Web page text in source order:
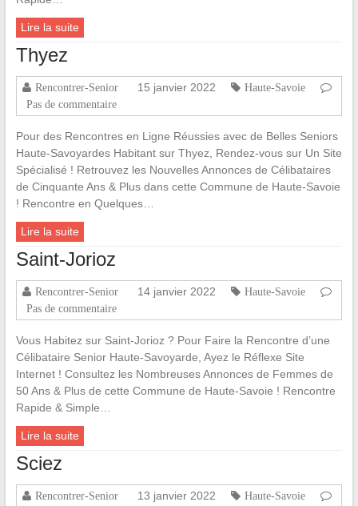
Lire la suite
Thyez
Rencontrer-Senior 15 janvier 2022
Haute-Savoie
Pas de commentaire
Pour des Rencontres en Ligne Réussies avec de Belles Seniors
Haute-Savoyardes Habitant sur Thyez, Rendez-vous sur Un Site
Spécialisé ! Retrouvez les Nouvelles Annonces de Célibataires
de Cinquante Ans & Plus dans cette Commune de Haute-Savoie
! Rencontre en Quelques…
Lire la suite
Saint-Jorioz
Rencontrer-Senior 14 janvier 2022
Haute-Savoie
Pas de commentaire
Vous Habitez sur Saint-Jorioz ? Pour Faire la Rencontre d’une
Célibataire Senior Haute-Savoyarde, Ayez le Réflexe Site
Internet ! Consultez les Nombreuses Annonces de Femmes de
50 Ans & Plus de cette Commune de Haute-Savoie ! Rencontre
Rapide & Simple…
Lire la suite
Sciez
Rencontrer-Senior 13 janvier 2022
Haute-Savoie